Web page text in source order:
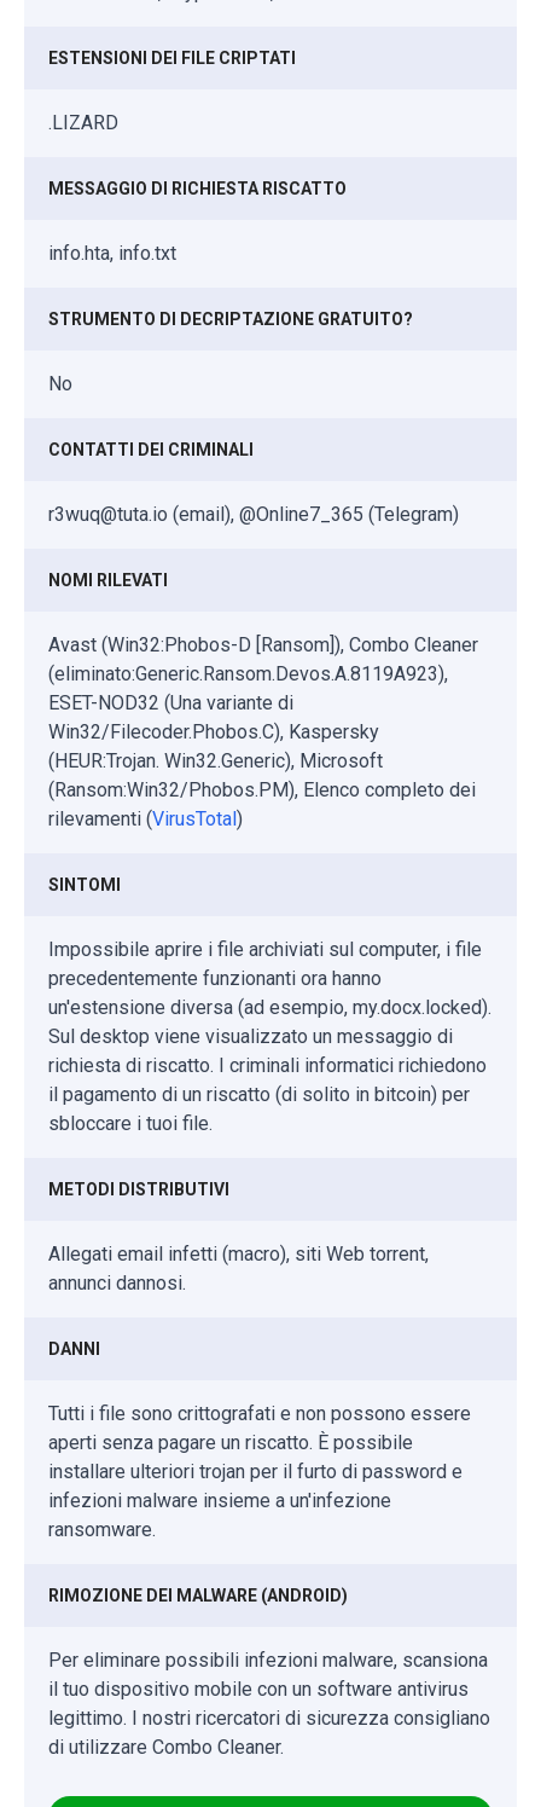
ESTENSIONI DEI FILE CRIPTATI
.LIZARD
MESSAGGIO DI RICHIESTA RISCATTO
info.hta, info.txt
STRUMENTO DI DECRIPTAZIONE GRATUITO?
No
CONTATTI DEI CRIMINALI
r3wuq@tuta.io (email), @Online7_365 (Telegram)
NOMI RILEVATI
Avast (Win32:Phobos-D [Ransom]), Combo Cleaner
(eliminato:Generic.Ransom.Devos.A.8119A923),
ESET-NOD32 (Una variante di
Win32/Filecoder.Phobos.C), Kaspersky
(HEUR:Trojan. Win32.Generic), Microsoft
(Ransom:Win32/Phobos.PM), Elenco completo dei
rilevamenti (VirusTotal )
SINTOMI
Impossibile aprire i file archiviati sul computer, i file
precedentemente funzionanti ora hanno
un'estensione diversa (ad esempio, my.docx.locked).
Sul desktop viene visualizzato un messaggio di
richiesta di riscatto. I criminali informatici richiedono
il pagamento di un riscatto (di solito in bitcoin) per
sbloccare i tuoi file.
METODI DISTRIBUTIVI
Allegati email infetti (macro), siti Web torrent,
annunci dannosi.
DANNI
Tutti i file sono crittografati e non possono essere
aperti senza pagare un riscatto. È possibile
installare ulteriori trojan per il furto di password e
infezioni malware insieme a un'infezione
ransomware.
RIMOZIONE DEI MALWARE (ANDROID)
Per eliminare possibili infezioni malware, scansiona
il tuo dispositivo mobile con un software antivirus
legittimo. I nostri ricercatori di sicurezza consigliano
di utilizzare Combo Cleaner.